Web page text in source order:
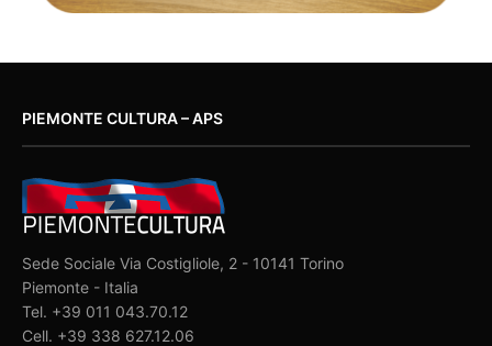
PIEMONTE CULTURA – APS
Sede Sociale Via Costigliole, 2 - 10141 Torino
Piemonte - Italia
Tel. +39 011 043.70.12
Cell. +39 338 627.12.06